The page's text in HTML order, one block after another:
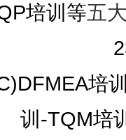
培训等五
培
训-TQM培